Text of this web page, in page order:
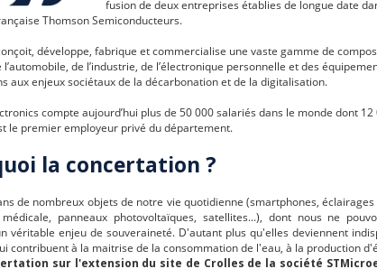
fusion de deux entreprises établies de longue date
Thomson Semiconducteurs.
développe, fabrique et commercialise une vaste gamme de
l’automobile, de l’industrie, de l’électronique personnelle et des
aux enjeux sociétaux de la décarbonation et de la digitalisation.
compte aujourd’hui plus de 50 000 salariés dans le monde dont
le premier employeur privé du département.
la concertation ?
de nombreux objets de notre vie quotidienne (smartphones,
panneaux photovoltaïques, satellites...), dont nous ne
véritable enjeu de souveraineté. D'autant plus qu'elles deviennent
contribuent à la maitrise de la consommation de l'eau, à la production
sur l'extension du site de Crolles de la société